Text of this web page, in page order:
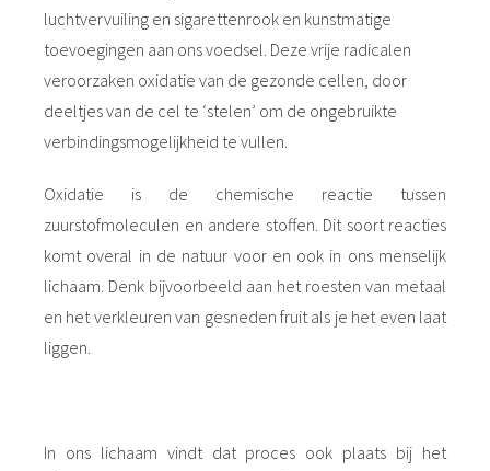
luchtvervuiling en sigarettenrook en kunstmatige
toevoegingen aan ons voedsel. Deze vrije radicalen
veroorzaken oxidatie van de gezonde cellen, door
deeltjes van de cel te ‘stelen’ om de ongebruikte
verbindingsmogelijkheid te vullen.
Oxidatie is de chemische reactie tussen
zuurstofmoleculen en andere stoffen. Dit soort reacties
komt overal in de natuur voor en ook in ons menselijk
lichaam. Denk bijvoorbeeld aan het roesten van metaal
en het verkleuren van gesneden fruit als je het even laat
liggen.
In ons lichaam vindt dat proces ook plaats bij het